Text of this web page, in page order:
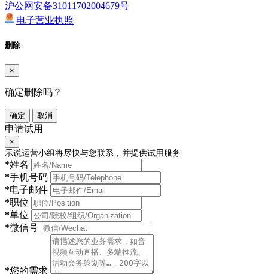
沪公网安备31011702004679号
电子营业执照
删除
×
确定删除吗？
确定 取消
申请试用
×
示说运营小组将尽快与您联系，并提供试用服务
*姓名
*手机号码
*电子邮件
*职位
*单位
*微信号
*您的需求